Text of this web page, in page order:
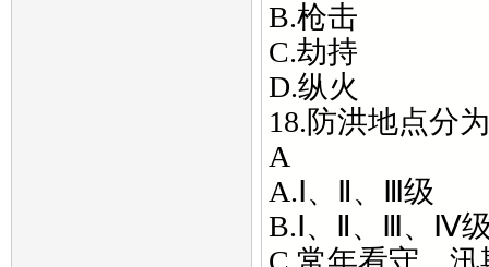
B.枪击
C.劫持
D.纵火
18.防洪地点分
A
A.Ⅰ、Ⅱ、Ⅲ级
B.Ⅰ、Ⅱ、Ⅲ、Ⅳ